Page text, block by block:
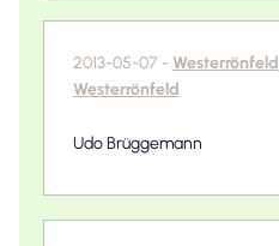
2013-05-07 - Westerrönfeld
Westerrönfeld
Udo Brüggemann